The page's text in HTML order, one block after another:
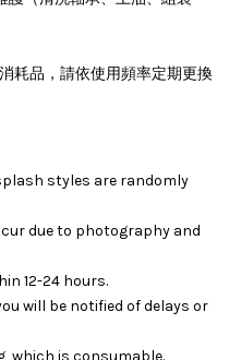
耗品，請依使用頻率定期更換
styles are randomly
due to photography and
12-24 hours.
will be notified of delays or
which is consumable.